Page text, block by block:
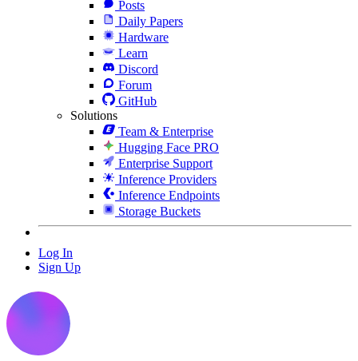
Posts
Daily Papers
Hardware
Learn
Discord
Forum
GitHub
Solutions
Team & Enterprise
Hugging Face PRO
Enterprise Support
Inference Providers
Inference Endpoints
Storage Buckets
Log In
Sign Up